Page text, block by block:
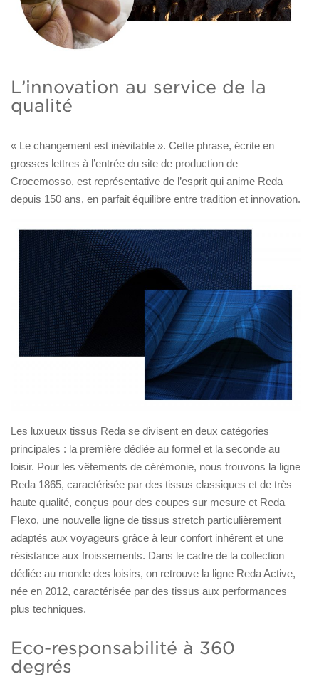
L’innovation au service de la
qualité
« Le changement est inévitable ». Cette phrase, écrite en
grosses lettres à l’entrée du site de production de
Crocemosso, est représentative de l’esprit qui anime Reda
depuis 150 ans, en parfait équilibre entre tradition et innovation.
Les luxueux tissus Reda se divisent en deux catégories
principales : la première dédiée au formel et la seconde au
loisir. Pour les vêtements de cérémonie, nous trouvons la ligne
Reda 1865, caractérisée par des tissus classiques et de très
haute qualité, conçus pour des coupes sur mesure et Reda
Flexo, une nouvelle ligne de tissus stretch particulièrement
adaptés aux voyageurs grâce à leur confort inhérent et une
résistance aux froissements. Dans le cadre de la collection
dédiée au monde des loisirs, on retrouve la ligne Reda Active,
née en 2012, caractérisée par des tissus aux performances
plus techniques.
Eco-responsabilité à 360
degrés